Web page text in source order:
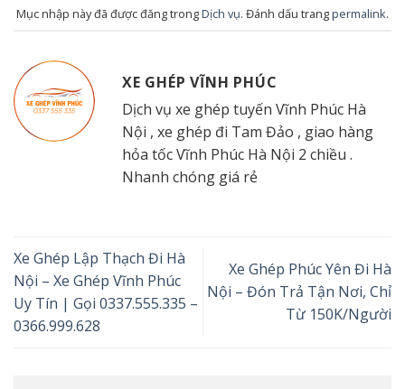
Mục nhập này đã được đăng trongDịch vụ. Đánh dấu trangpermalink.
XE GHÉP VĨNH PHÚC
Dịch vụ xe ghép tuyến Vĩnh Phúc Hà
Nội , xe ghép đi Tam Đảo , giao hàng
hỏa tốc Vĩnh Phúc Hà Nội 2 chiều .
Nhanh chóng giá rẻ
Xe Ghép Lập Thạch Đi Hà
Nội – Xe Ghép Vĩnh Phúc
Uy Tín | Gọi 0337.555.335 –
0366.999.628
Xe Ghép Phúc Yên Đi Hà
Nội – Đón Trả Tận Nơi, Chỉ
Từ 150K/Người